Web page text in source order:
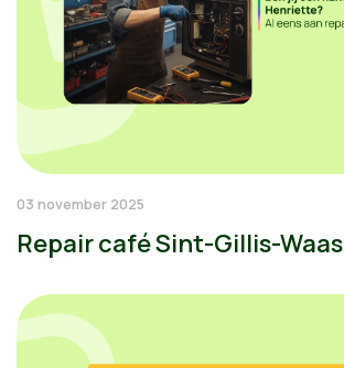
03 november 2025
Repair café Sint-Gillis-Waas